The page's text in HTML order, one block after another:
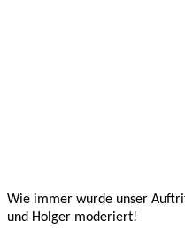
Wie immer wurde unser
und Holger moderiert!